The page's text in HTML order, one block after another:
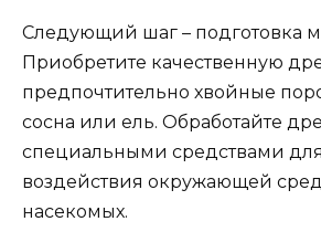
Следующий шаг – подготовка
Приобретите качественную
предпочтительно хвойные
сосна или ель. Обработайте
специальными средствами
воздействия окружающей
насекомых.